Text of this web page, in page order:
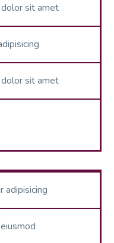
sit amet
sit amet
adipisicing